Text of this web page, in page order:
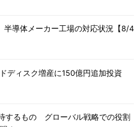
半導体メーカー工場の対応状況【8/4
ディスク増産に150億円追加投資
するもの グローバル戦略での役割